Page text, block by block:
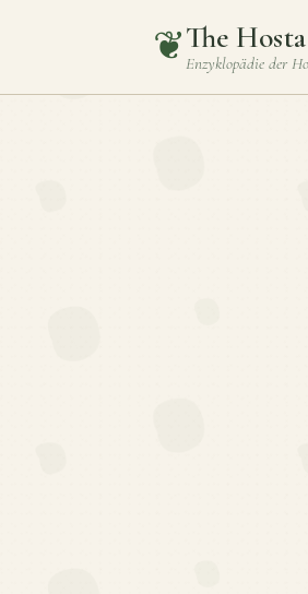
❦The
Enzyklopädie der